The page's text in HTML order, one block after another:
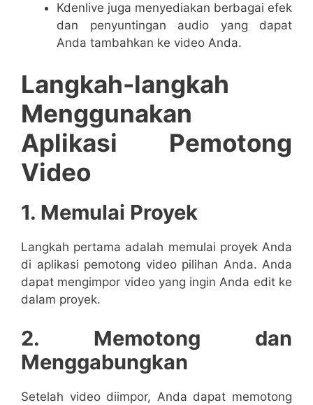
Kdenlive juga menyediakan berbagai efek
dan penyuntingan audio yang dapat
Anda tambahkan ke video Anda.
Langkah-langkah
Menggunakan
Aplikasi Pemotong
Video
1. Memulai Proyek
Langkah pertama adalah memulai proyek Anda
di aplikasi pemotong video pilihan Anda. Anda
dapat mengimpor video yang ingin Anda edit ke
dalam proyek.
2. Memotong dan
Menggabungkan
Setelah video diimpor, Anda dapat memotong